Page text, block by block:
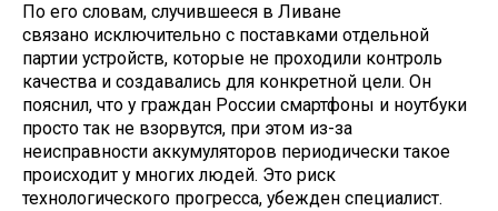
По его словам, случившееся в Ливане
связано исключительно с поставками отдельной
партии устройств, которые не проходили контроль
качества и создавались для конкретной цели. Он
пояснил, что у граждан России смартфоны и ноутбуки
просто так не взорвутся, при этом из-за
неисправности аккумуляторов периодически такое
происходит у многих людей. Это риск
технологического прогресса, убежден специалист.